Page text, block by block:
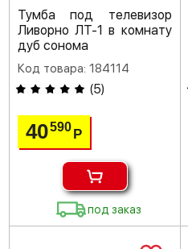
Тумба под телевизор
Ливорно ЛТ-1 в комнату
дуб сонома
Код товара: 184114
(5)
40590Р
под заказ